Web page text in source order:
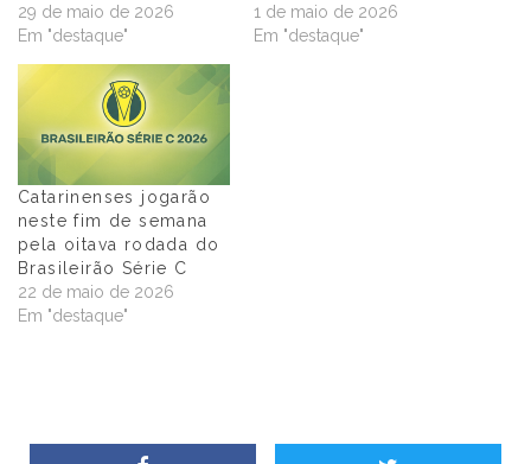
29 de maio de 2026
Em "destaque"
1 de maio de 2026
Em "destaque"
Catarinenses jogarão
neste fim de semana
pela oitava rodada do
Brasileirão Série C
22 de maio de 2026
Em "destaque"